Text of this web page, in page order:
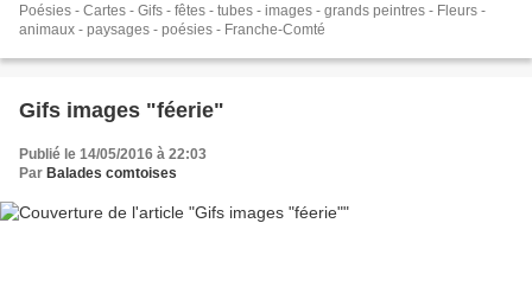
Poésies - Cartes - Gifs - fêtes - tubes - images - grands peintres - Fleurs -
animaux - paysages - poésies - Franche-Comté
Gifs images "féerie"
Publié le 14/05/2016 à 22:03
Par Balades comtoises